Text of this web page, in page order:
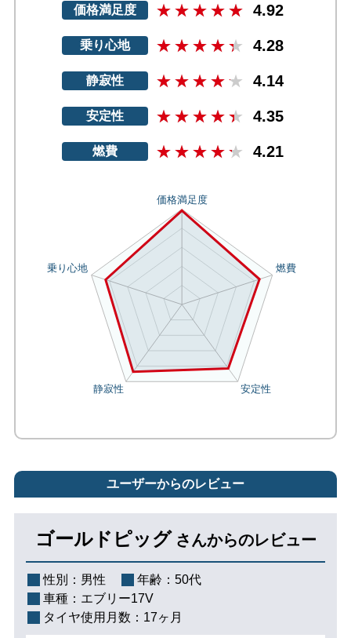
価格満足度 4.92
乗り心地 4.28
静寂性 4.14
安定性 4.35
燃費 4.21
ユーザーからのレビュー
ゴールドピッグ さんからのレビュー
性別： 男性 年齢： 50代
車種： エブリー17V
タイヤ使用月数： 17ヶ月